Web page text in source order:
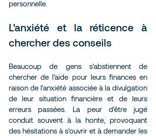
personnelle.
L'anxiété et la réticence à
chercher des conseils
Beaucoup de gens s'abstiennent de
chercher de l'aide pour leurs finances en
raison de l'anxiété associée à la divulgation
de leur situation financière et de leurs
erreurs passées. La peur d'être jugé
conduit souvent à la honte, provoquant
des hésitations à s'ouvrir et à demander les